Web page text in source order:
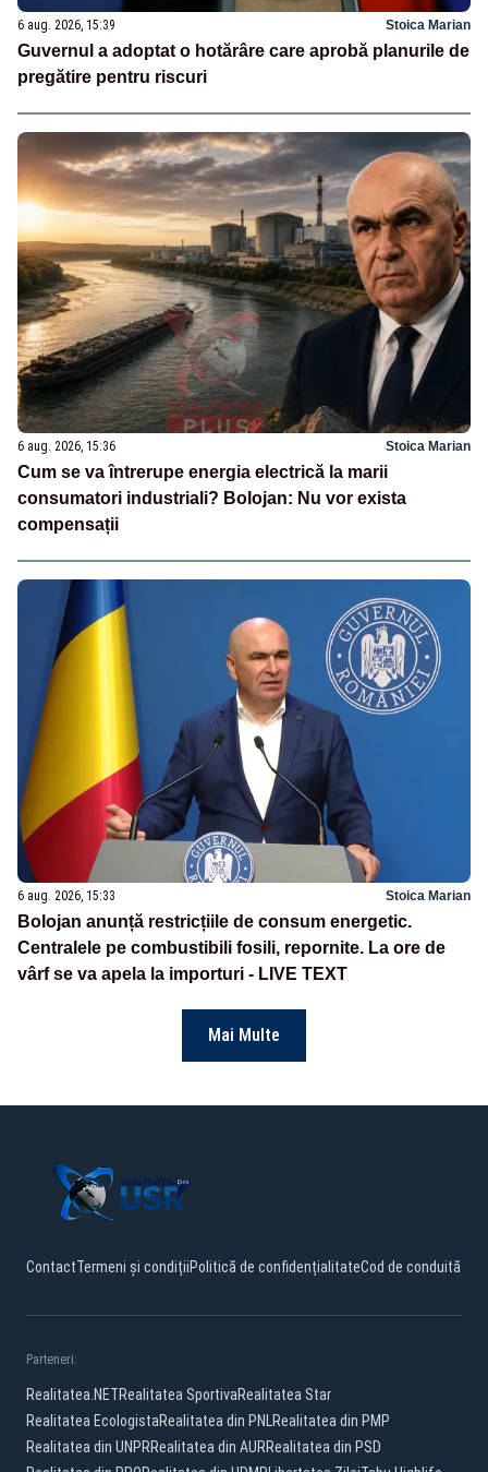
6 aug. 2026, 15:39 Stoica Marian
Guvernul a adoptat o hotărâre care aprobă planurile de
pregătire pentru riscuri
6 aug. 2026, 15:36 Stoica Marian
Cum se va întrerupe energia electrică la marii
consumatori industriali? Bolojan: Nu vor exista
compensații
6 aug. 2026, 15:33 Stoica Marian
Bolojan anunță restricțiile de consum energetic.
Centralele pe combustibili fosili, repornite. La ore de
vârf se va apela la importuri - LIVE TEXT
Mai Multe
ContactTermeni și condițiiPolitică de confidențialitateCod de conduită
Parteneri:
Realitatea.NETRealitatea SportivaRealitatea Star
Realitatea EcologistaRealitatea din PNLRealitatea din PMP
Realitatea din UNPRRealitatea din AURRealitatea din PSD